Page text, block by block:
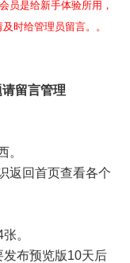
员是给新手体验所用，
时给管理员留言。。
请留言管理
。
返回首页查看各个
。
布预览版10天后